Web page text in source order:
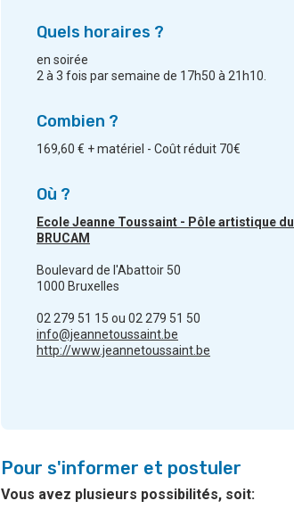
Quels horaires ?
en soirée
2 à 3 fois par semaine de 17h50 à 21h10.
Combien ?
169,60 € + matériel - Coût réduit 70€
Où ?
Ecole Jeanne Toussaint - Pôle artistique du
BRUCAM
Boulevard de l'Abattoir 50
1000 Bruxelles
02 279 51 15 ou 02 279 51 50
info@jeannetoussaint.be
http://www.jeannetoussaint.be
Pour s'informer et postuler
Vous avez plusieurs possibilités, soit: